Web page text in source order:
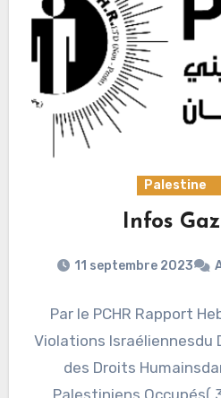
Palestine
Infos
11 septembre 2023
Par le PCHR Rapport
Violations
des Droits
Palestiniens Occupés(